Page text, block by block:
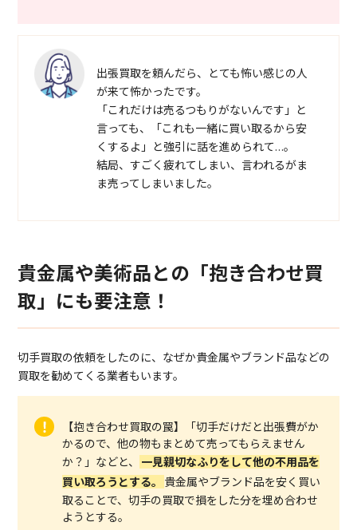
出張買取を頼んだら、とても怖い感じの人
が来て怖かったです。
「これだけは売るつもりがないんです」と
言っても、「これも一緒に買い取るから安
くするよ」と強引に話を進められて…。
結局、すごく疲れてしまい、言われるがま
ま売ってしまいました。
貴金属や美術品との「抱き合わせ買
取」にも要注意！
切手買取の依頼をしたのに、なぜか貴金属やブランド品などの
買取を勧めてくる業者もいます。
【抱き合わせ買取の罠】「切手だけだと出張費がか
かるので、他の物もまとめて売ってもらえません
か？」などと、
一見親切なふりをして他の不用品を
買い取ろうとする。
貴金属やブランド品を安く買い
取ることで、切手の買取で損をした分を埋め合わせ
ようとする。